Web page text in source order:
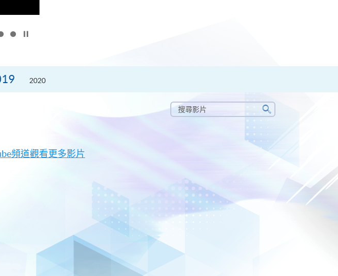
2020
搜
尋
搜
尋
頻道觀看更多影片